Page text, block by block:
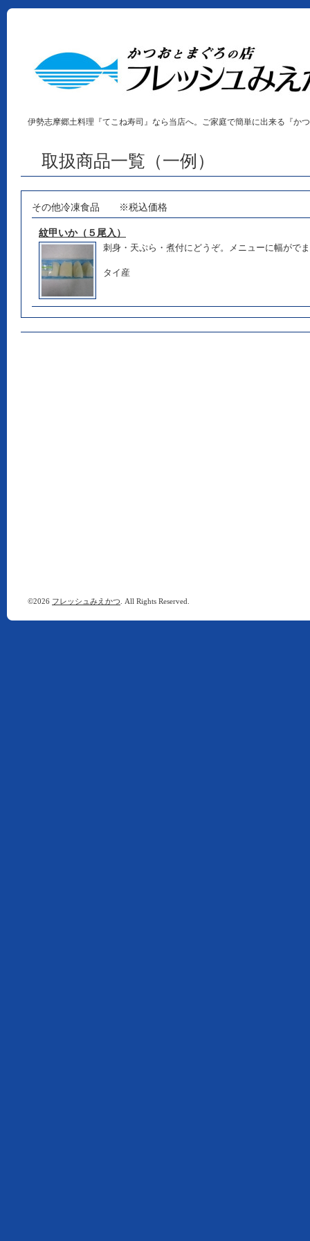
伊勢志摩郷土料理『てこね寿司』なら当店へ。ご家庭で簡単に出来る『か
取扱商品一覧（一例）
その他冷凍食品 ※税込価格
紋甲いか（５尾入）
刺身・天ぷら・煮付にどうぞ。メニューに幅がで
タイ産
©2026 フレッシュみえかつ . All Rights Reserved.